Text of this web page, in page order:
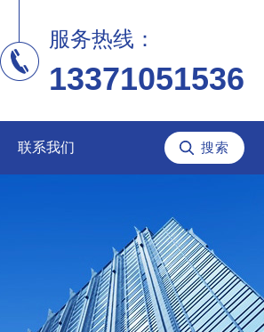
服务热线：
13371051536
联系我们